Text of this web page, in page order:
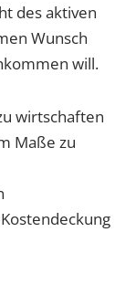
des aktiven
Wunsch
will.
wirtschaften
Maße zu